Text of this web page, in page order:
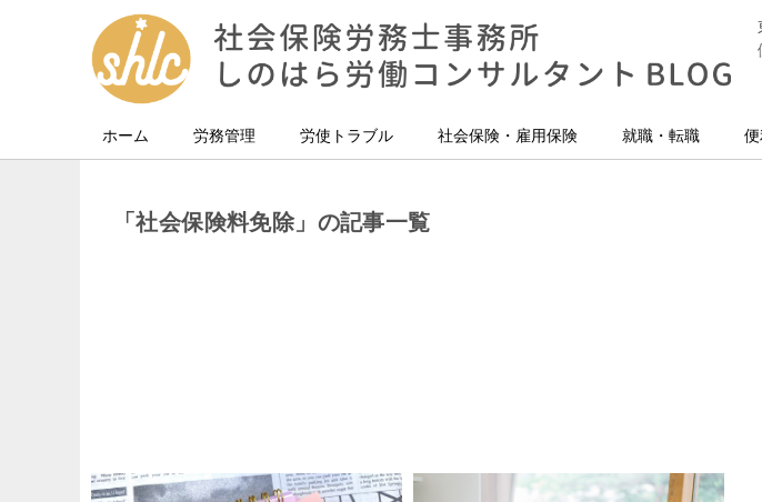
ホーム 労務管理 労使トラブル 社会保険・雇用保険 就職・転職
「社会保険料免除」の記事一覧